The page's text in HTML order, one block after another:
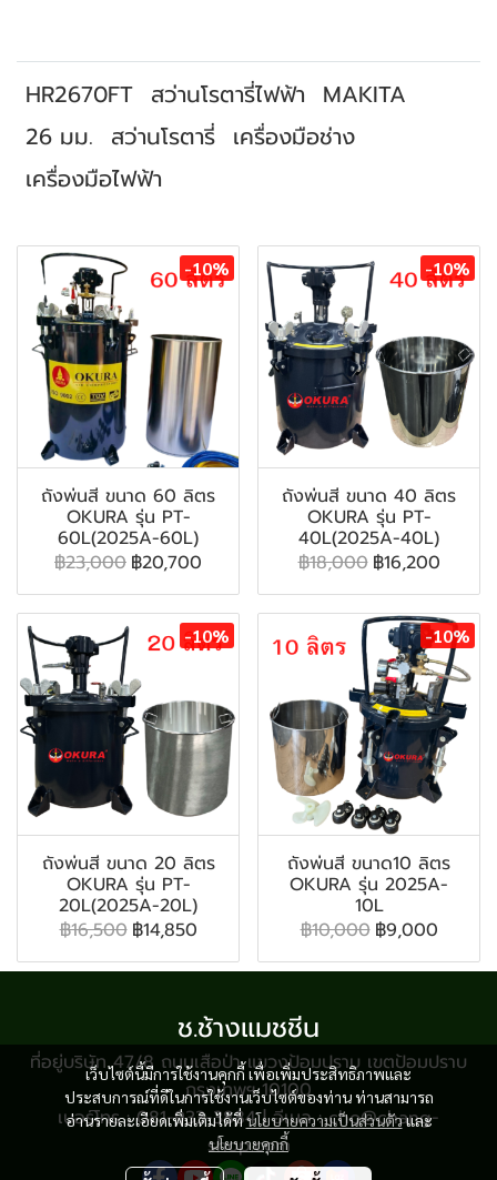
HR2670FT สว่านโรตารี่ไฟฟ้า MAKITA
26 มม. สว่านโรตารี่ เครื่องมือช่าง
เครื่องมือไฟฟ้า
-10%
ถังพ่นสี ขนาด 60 ลิตร
OKURA รุ่น PT-
60L(2025A-60L)
฿23,000 ฿20,700
-10%
ถังพ่นสี ขนาด 40 ลิตร
OKURA รุ่น PT-
40L(2025A-40L)
฿18,000 ฿16,200
-10%
ถังพ่นสี ขนาด 20 ลิตร
OKURA รุ่น PT-
20L(2025A-20L)
฿16,500 ฿14,850
-10%
ถังพ่นสี ขนาด10 ลิตร
OKURA รุ่น 2025A-
10L
฿10,000 ฿9,000
เว็บไซต์นี้มีการใช้งานคุกกี้ เพื่อเพิ่มประสิทธิภาพและ
ประสบการณ์ที่ดีในการใช้งานเว็บไซต์ของท่าน ท่านสามารถ
อ่านรายละเอียดเพิ่มเติมได้ที่นโยบายความเป็นส่วนตัวและ
นโยบายคุกกี้
ช.ช้างแมชชีน
ที่อยู่บริษัท 47/8 ถนนเสือป่า แขวงป้อมปราบ เขตป้อมปราบ
กรุงเทพฯ 10100
เบอร์โทร : 081-933-3884 | อีเมล : cho@chang-
shop.com